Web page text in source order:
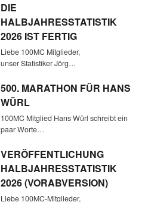
DIE
HALBJAHRESSTATISTIK
2026 IST FERTIG
Liebe 100MC Mitglieder,
unser Statistiker Jörg…
500. MARATHON FÜR HANS
WÜRL
100MC Mitglied Hans Würl schreibt ein
paar Worte…
VERÖFFENTLICHUNG
HALBJAHRESSTATISTIK
2026 (VORABVERSION)
Liebe 100MC-Mitglieder,